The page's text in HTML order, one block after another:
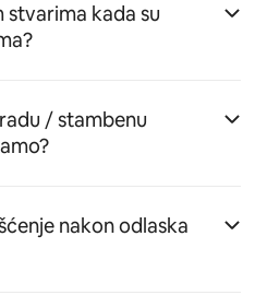
stvarima kada su
/ stambenu
nakon odlaska